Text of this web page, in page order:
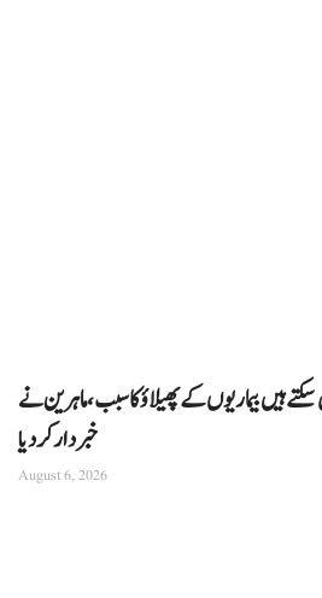
ہیں بیماریوں کے پھیلاؤ کا سبب، ماہرین نے
خبردار کر دیا
August 6, 2026